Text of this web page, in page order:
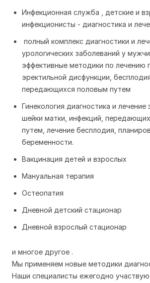
Инфекционная служба , детские и
инфекционисты - диагностика и
полный комплекс диагностики и
урологических заболеваний у
эффективные методики по лечению
эректильной дисфункции,
передающихся половым путем
Гинекология диагностика и лечение
шейки матки, инфекций,
путем, лечение бесплодия,
беременности.
Вакцинация детей и взрослых
Мануальная терапия
Остеопатия
Дневной детский стационар
Дневной взрослый стационар
и многое другое .
Мы применяем новые методики
Наши специалисты ежегодно